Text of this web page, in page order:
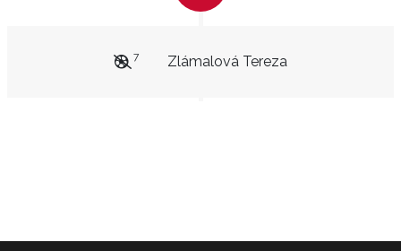
Zlámalová Tereza
7